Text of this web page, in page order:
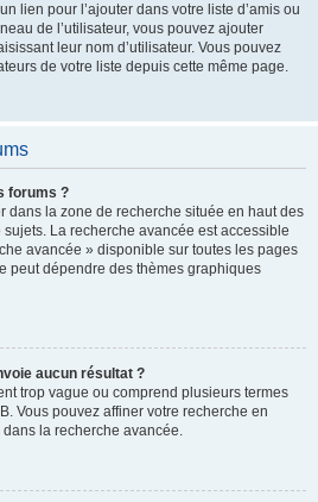
lien pour l’ajouter dans votre liste d’amis ou
de l’utilisateur, vous pouvez ajouter
leur nom d’utilisateur. Vous pouvez
de votre liste depuis cette même page.
forums ?
dans la zone de recherche située en haut des
La recherche avancée est accessible
avancée » disponible sur toutes les pages
peut dépendre des thèmes graphiques
aucun résultat ?
trop vague ou comprend plusieurs termes
Vous pouvez affiner votre recherche en
la recherche avancée.